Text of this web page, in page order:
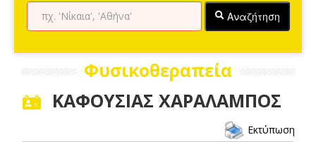
Αναζήτηση
Φυσικοθεραπεία
ΚΑΦΟΥΣΙΑΣ ΧΑΡΑΛΑΜΠΟΣ
Εκτύπωση